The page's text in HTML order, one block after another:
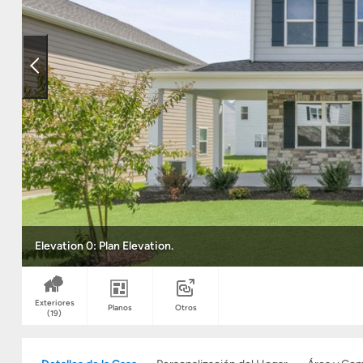
Elevation 0: Plan Elevation.
Exteriores
(19)
Planos Otros